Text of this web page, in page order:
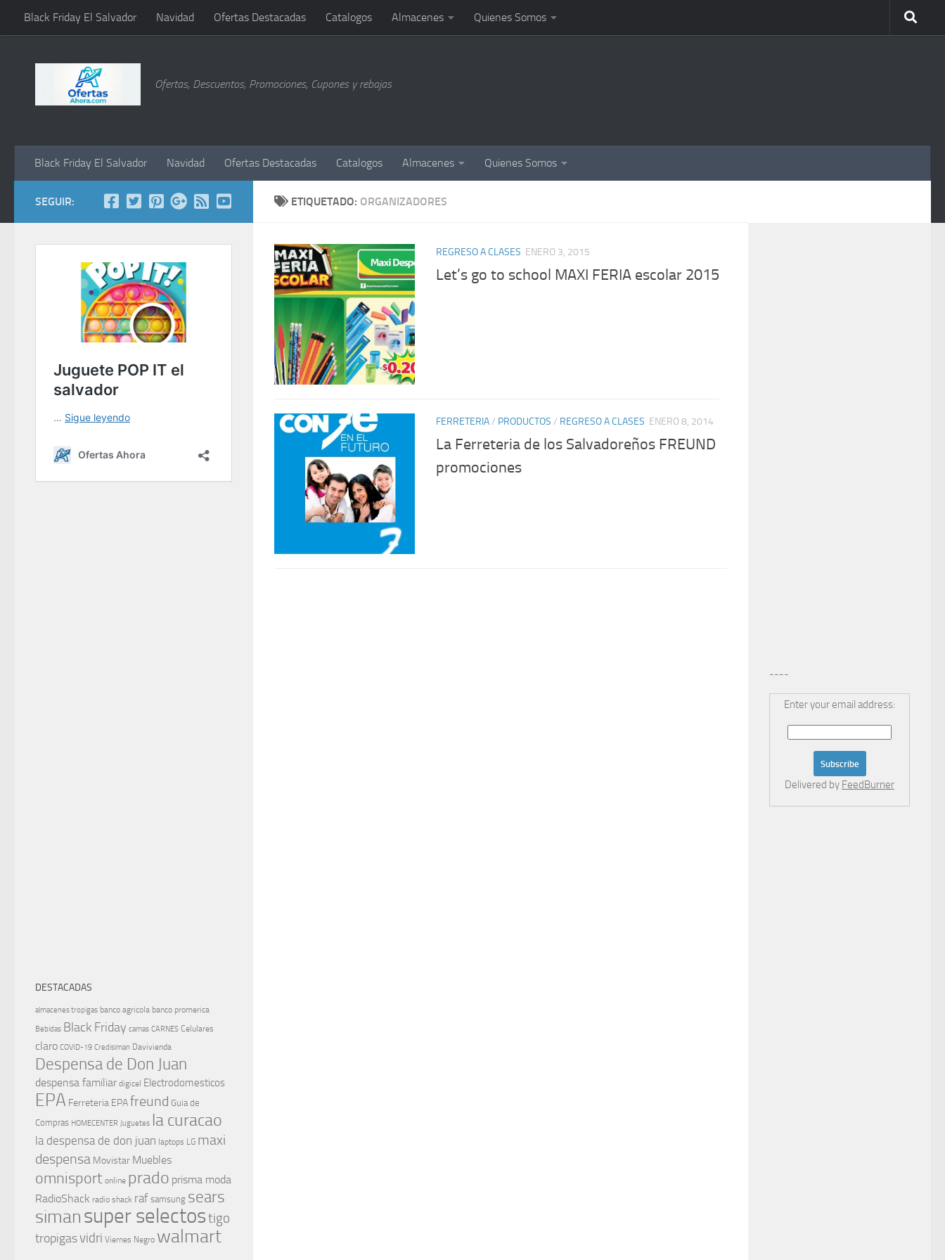
Saltar al contenido
Black Friday El Salvador Navidad Ofertas Destacadas Catalogos Almacenes Quienes Somos
Ofertas, Descuentos, Promociones, Cupones y rebajas
Black Friday El Salvador Navidad Ofertas Destacadas Catalogos Almacenes Quienes Somos
ETIQUETADO: ORGANIZADORES
REGRESO A CLASES ENERO 3, 2015
Let’s go to school MAXI FERIA escolar 2015
FERRETERIA/ PRODUCTOS / REGRESO A CLASES ENERO 8, 2014
La Ferreteria de los Salvadoreños FREUND
promociones
SEGUIR:
DESTACADAS
almacenes tropigas banco agricola banco promerica
Bebidas Black Friday camas CARNES Celulares
claro COVID-19 Credisiman Davivienda
Despensa de Don Juan
despensa familiar digicel Electrodomesticos
EPA Ferreteria EPAfreund Guia de
Compras HOMECENTER Juguetes la curacao
la despensa de don juan laptops LG maxi
despensa Movistar Muebles
omnisport online prado prisma moda
RadioShack radio shack raf samsung sears
simansuper selectostigo
tropigasvidri Viernes Negro walmart
----
Enter your email address:
Delivered by FeedBurner